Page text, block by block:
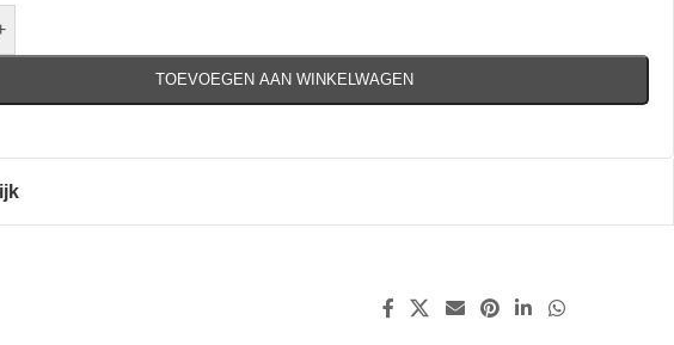
TOEVOEGEN AAN WINKELWAGEN